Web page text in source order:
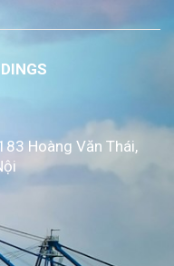
Hoàng Văn Thái,